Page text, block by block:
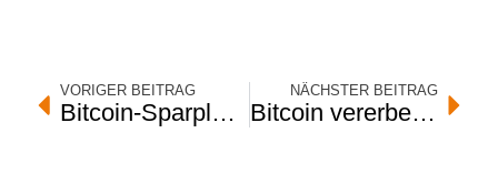
VORIGER BEITRAG
Bitcoin-Sparplan für Kinder: Der Leitfaden
NÄCHSTER BEITRAG
Bitcoin vererben: Der Nachlassplan, den du brauchst